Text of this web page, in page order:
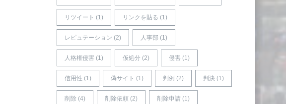
リツイート (1) リンクを貼る (1)
レピュテーション (2) 人事部 (1)
人格権侵害 (1) 仮処分 (2) 侵害 (1)
信用性 (1) 偽サイト (1) 判例 (2) 判決 (1)
削除 (4) 削除依頼 (2) 削除申請 (1)